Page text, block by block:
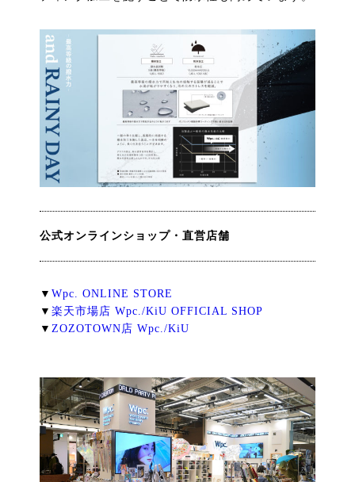
公式オンラインショップ・直営店舗
▼ Wpc. ONLINE STORE
▼ 楽天市場店 Wpc./KiU OFFICIAL SHOP
▼ ZOZOTOWN店 Wpc./KiU